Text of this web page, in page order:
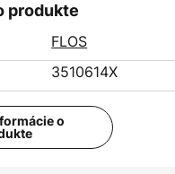
produkte
FLOS
3510614X
o